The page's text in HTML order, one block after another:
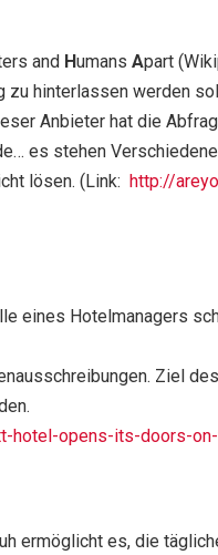
and HumansApart
hinterlassen werden
Anbieter hat die
es stehen
lösen. (Link: http://
eines Hotelmanagers
Ziel
hotel-opens-its-doors-
ermöglicht es, die